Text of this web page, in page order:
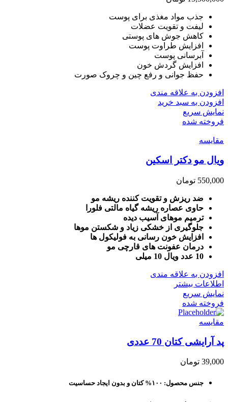
جذب مواد مغذی برای پوست
لیفت و تقویت عضلات
کاهش جوش های پوستی
افزایش طراوت پوست
آبرسانی پوست
افزایش گردش خون
حفظ جوانی و رفع چین و چروک صورت
افزودن به علاقه مندی
افزودن به سبد خرید
نمایش سریع
فروخته شده
مقايسه
ویال مو دکتر اسکین
550,000 تومان
ضد ریزش و تقویت کننده ریشه مو
حاوی عصاره ریشه گیاه مالتی فلورا
ترمیم موهای آسیب دیده
جلوگیری از خشکی زیاد و شکستن موها
افزایش خون رسانی به فولیکول ها
درمان عفونت های قارچی مو
10 عدد ویال 10 میلی
افزودن به علاقه مندی
اطلاعات بیشتر
نمایش سریع
فروخته شده
مقايسه
پد آرایشی کتان 70 عددی
39,000 تومان
جنس محصول: ۱۰۰% کتان و بدون ایجاد حساسیت